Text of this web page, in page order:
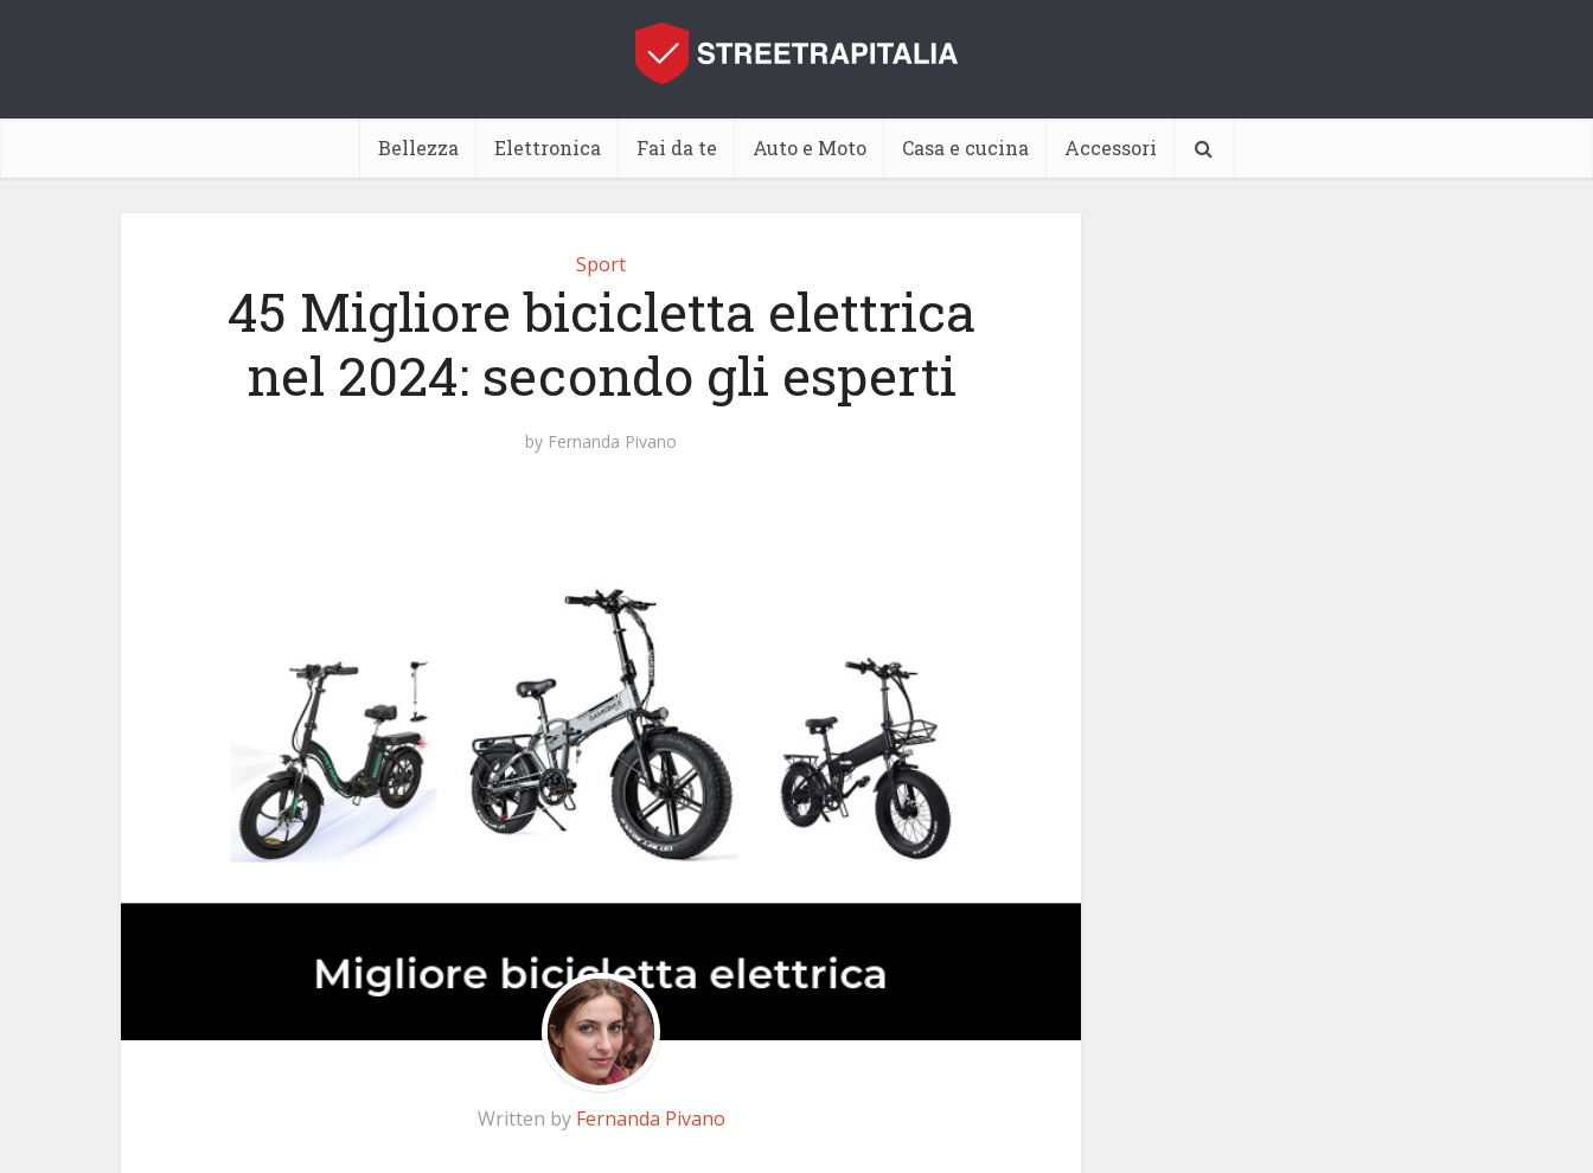
Bellezza Elettronica Fai da te Auto e Moto Casa e cucina Accessori
Sport
45 Migliore bicicletta elettrica
nel 2024: secondo gli esperti
by Fernanda Pivano
Written by Fernanda Pivano